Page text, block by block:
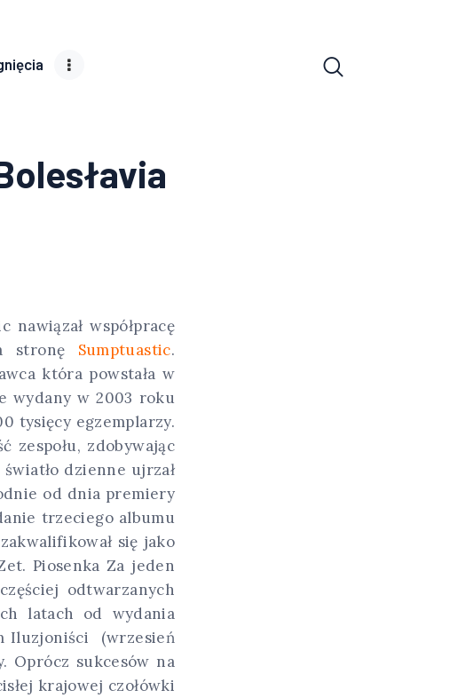
nawiązał współpracę
stronę Sumptuastic.
która powstała w
wydany w 2003 roku
tysięcy egzemplarzy.
zespołu, zdobywając
dzienne ujrzał
od dnia premiery
trzeciego albumu
się jako
Piosenka Za jeden
odtwarzanych
latach od wydania
Iluzjoniści (wrzesień
Oprócz sukcesów na
krajowej czołówki